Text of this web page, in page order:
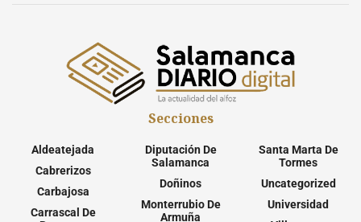
Secciones
Aldeatejada
Cabrerizos
Carbajosa
Carrascal De
Diputación De
Salamanca
Doñinos
Monterrubio De
Armuña
Santa Marta De
Tormes
Uncategorized
Universidad